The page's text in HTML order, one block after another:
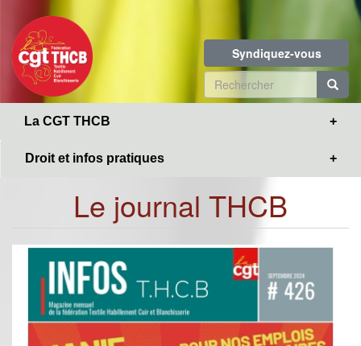
contenu
principal
Syndiquez-vous
Formulaire
de
La CGT THCB
Droit et infos pratiques
Le journal THCB